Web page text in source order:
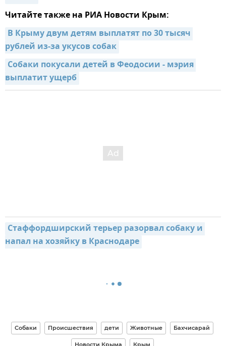
Читайте также на РИА Новости Крым:
В Крыму двум детям выплатят по 30 тысяч
рублей из-за укусов собак
Собаки покусали детей в Феодосии - мэрия
выплатит ущерб
Стаффордширский терьер разорвал собаку и
напал на хозяйку в Краснодаре
Собаки Происшествия дети Животные Бахчисарай